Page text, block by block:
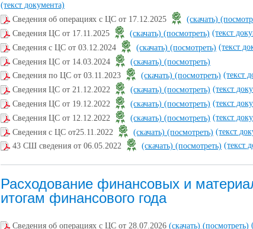
(текст документа)
Сведения об операциях с ЦС от 17.12.2025
(скачать)
Сведения ЦС от 17.11.2025
(скачать) (посмотреть) (текст
Сведения с ЦС от 03.12.2024
(скачать) (посмотреть) (текст
Сведения ЦС от 14.03.2024
(скачать) (посмотреть)
Сведения по ЦС от 03.11.2023
(скачать) (посмотреть) (текст
Сведения ЦС от 21.12.2022
(скачать) (посмотреть) (текст
Сведения ЦС от 19.12.2022
(скачать) (посмотреть) (текст
Сведения ЦС от 12.12.2022
(скачать) (посмотреть) (текст
Сведения с ЦС от25.11.2022
(скачать) (посмотреть) (текст
43 СШ сведения от 06.05.2022
(скачать) (посмотреть) (текст
Расходование финансовых и
итогам финансового года
Сведения об операциях с ЦС от 28.07.2026 (скачать) (посмотреть)